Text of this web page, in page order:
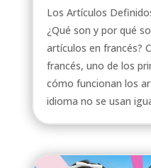
Los Artículos
¿Qué son y por qué
artículos en francés?
francés, uno de los
cómo funcionan los
idioma no se usan